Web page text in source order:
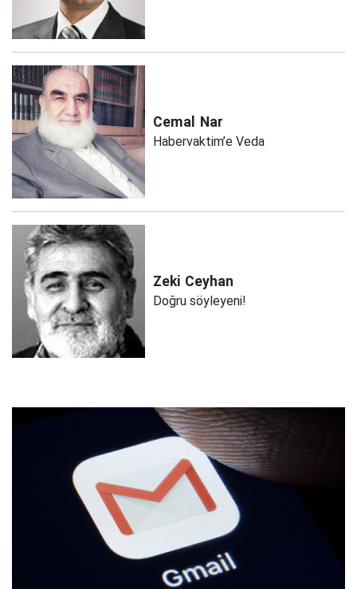
Cemal Nar
Habervaktim’e Veda
Zeki Ceyhan
Doğru söyleyeni!